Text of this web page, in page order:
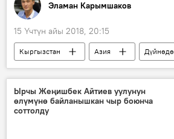
Эламан Карымшаков
15 Үчтүн айы 2018, 20:15
Кыргызстан Азия
Дүйнөдө
Коом
Жаңылыктар
социалдык тармак
бий
улак
ыр
Ырчы Жеңишбек Айтиев уулунун
өлүмүнө байланышкан чыр боюнча
соттолду